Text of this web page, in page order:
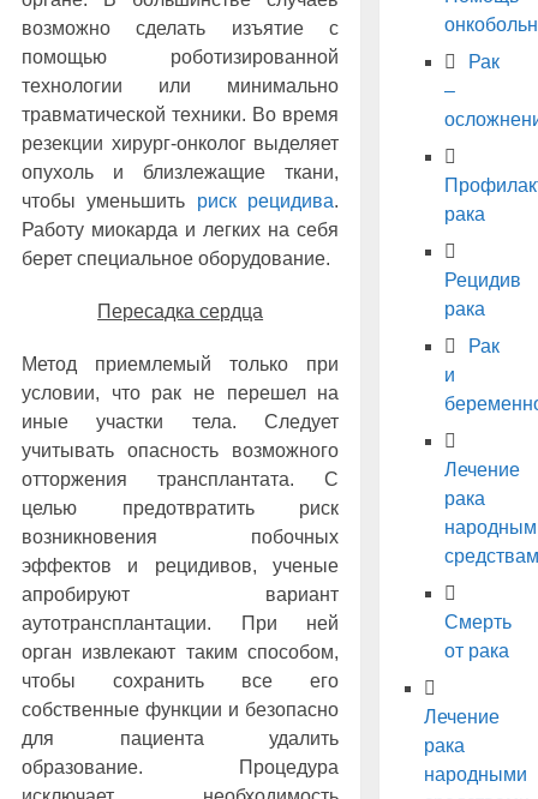
возможно сделать изъятие с
помощью роботизированной
технологии или минимально
травматической техники. Во время
резекции хирург-онколог выделяет
опухоль и близлежащие ткани,
чтобы уменьшить риск рецидива.
Работу миокарда и легких на себя
берет специальное оборудование.
Пересадка сердца
Метод приемлемый только при
условии, что рак не перешел на
иные участки тела. Следует
учитывать опасность возможного
отторжения трансплантата. С
целью предотвратить риск
возникновения побочных
эффектов и рецидивов, ученые
апробируют вариант
аутотрансплантации. При ней
орган извлекают таким способом,
чтобы сохранить все его
собственные функции и безопасно
для пациента удалить
образование. Процедура
Рак
–
рака
Рецидив
рака
Рак
и
Лечение
рака
Смерть
от рака
Лечение
рака
народными